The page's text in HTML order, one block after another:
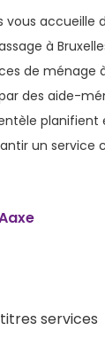
vous accueille
à
de ménage
des aide-
planifient
un service
services